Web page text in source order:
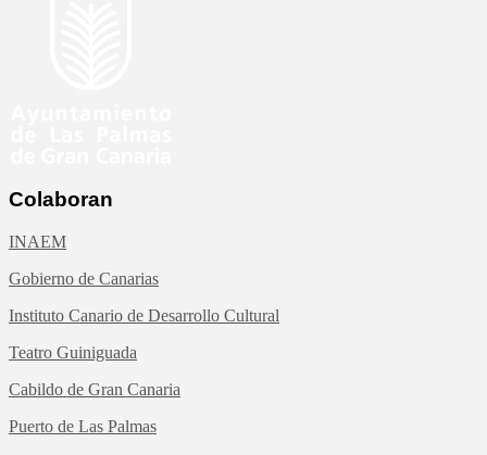
Colaboran
INAEM
Gobierno de Canarias
Instituto Canario de Desarrollo Cultural
Teatro Guiniguada
Cabildo de Gran Canaria
Puerto de Las Palmas